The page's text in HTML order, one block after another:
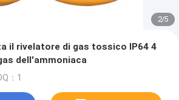
2/5
il rivelatore di gas tossico IP64 4
dell'ammoniaca
：1